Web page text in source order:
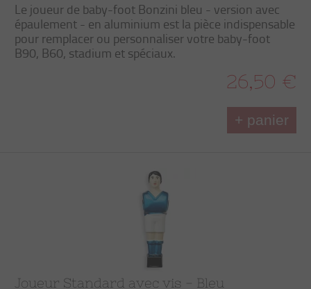
Le joueur de baby-foot Bonzini bleu - version avec
épaulement - en aluminium est la pièce indispensable
pour remplacer ou personnaliser votre baby-foot
B90, B60, stadium et spéciaux.
26,50 €
+ panier
Joueur Standard avec vis - Bleu